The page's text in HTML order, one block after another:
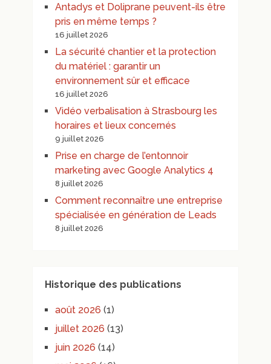
Antadys et Doliprane peuvent-ils être
pris en même temps ?
16 juillet 2026
La sécurité chantier et la protection
du matériel : garantir un
environnement sûr et efficace
16 juillet 2026
Vidéo verbalisation à Strasbourg les
horaires et lieux concernés
9 juillet 2026
Prise en charge de l’entonnoir
marketing avec Google Analytics 4
8 juillet 2026
Comment reconnaître une entreprise
spécialisée en génération de Leads
8 juillet 2026
Historique des publications
août 2026 (1)
juillet 2026 (13)
juin 2026 (14)